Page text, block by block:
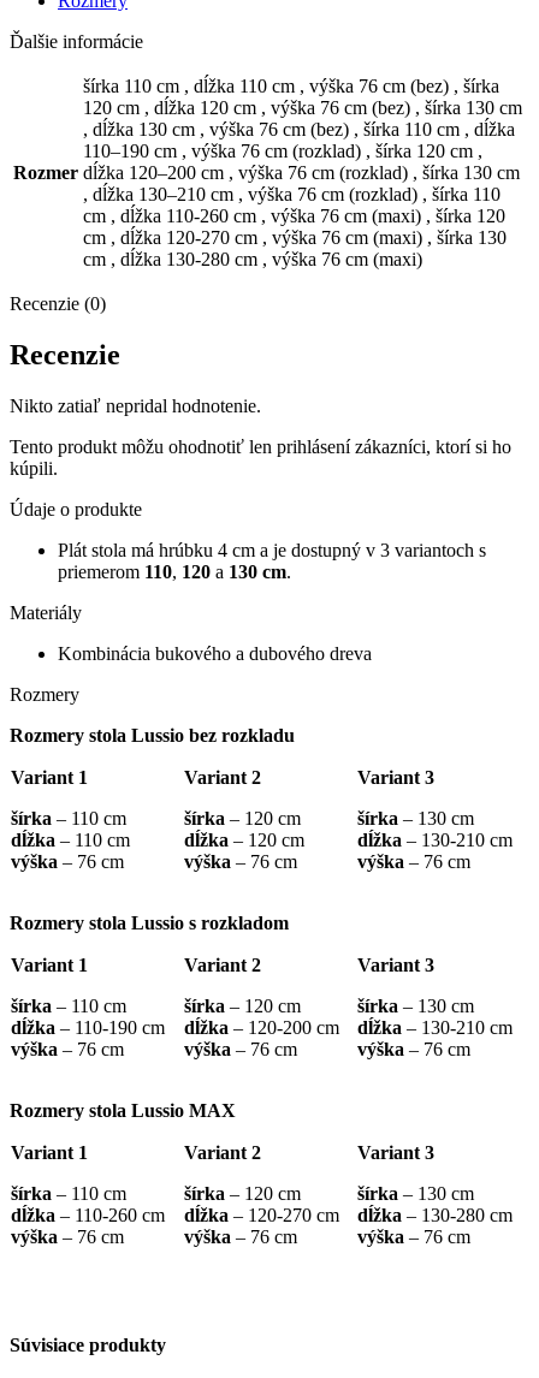
Ďalšie informácie
Rozmer
šírka 110 cm , dĺžka 110 cm , výška 76 cm (bez) , šírka
120 cm , dĺžka 120 cm , výška 76 cm (bez) , šírka 130 cm
, dĺžka 130 cm , výška 76 cm (bez) , šírka 110 cm , dĺžka
110–190 cm , výška 76 cm (rozklad) , šírka 120 cm ,
dĺžka 120–200 cm , výška 76 cm (rozklad) , šírka 130 cm
, dĺžka 130–210 cm , výška 76 cm (rozklad) , šírka 110
cm , dĺžka 110-260 cm , výška 76 cm (maxi) , šírka 120
cm , dĺžka 120-270 cm , výška 76 cm (maxi) , šírka 130
cm , dĺžka 130-280 cm , výška 76 cm (maxi)
Recenzie (0)
Recenzie
Nikto zatiaľ nepridal hodnotenie.
Tento produkt môžu ohodnotiť len prihlásení zákazníci, ktorí si ho
kúpili.
Údaje o produkte
Plát stola má hrúbku 4 cm a je dostupný v 3 variantoch s
priemerom 110, 120 a 130 cm.
Materiály
Kombinácia bukového a dubového dreva
Rozmery
Rozmery stola Lussio bez rozkladu
Variant 1
šírka – 110 cm
dĺžka – 110 cm
výška – 76 cm
Variant 2
šírka – 120 cm
dĺžka – 120 cm
výška – 76 cm
Variant 3
šírka – 130 cm
dĺžka – 130-210 cm
výška – 76 cm
Rozmery stola Lussio s rozkladom
Variant 1
šírka – 110 cm
dĺžka – 110-190 cm
výška – 76 cm
Variant 2
šírka – 120 cm
dĺžka – 120-200 cm
výška – 76 cm
Variant 3
šírka – 130 cm
dĺžka – 130-210 cm
výška – 76 cm
Rozmery stola Lussio MAX
Variant 1
šírka – 110 cm
dĺžka – 110-260 cm
výška – 76 cm
Variant 2
šírka – 120 cm
dĺžka – 120-270 cm
výška – 76 cm
Variant 3
šírka – 130 cm
dĺžka – 130-280 cm
výška – 76 cm
Súvisiace produkty